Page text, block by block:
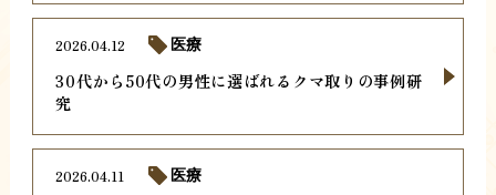
30代から50代の男性に選ばれるクマ取りの事例研
究
2026.04.12 医療
2026.04.11 医療